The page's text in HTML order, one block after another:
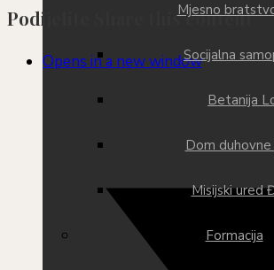
Mjesno
Socijalna
Betanija
Dom
Misijski ured
Formacija
Podijelite Share this content
Opens in a new window